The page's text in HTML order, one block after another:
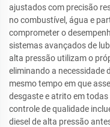
ajustados com precisão
no combustível, água e
comprometer o
sistemas avançados de
alta pressão utilizam o
eliminando a necessidade
mesmo tempo em que
desgaste e atrito em
controle de qualidade
diesel de alta pressão